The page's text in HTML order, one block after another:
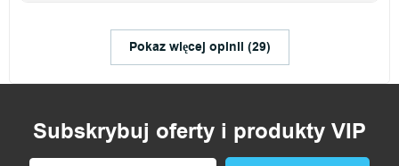
Pokaz więcej opinii (29)
Subskrybuj oferty i produkty VIP